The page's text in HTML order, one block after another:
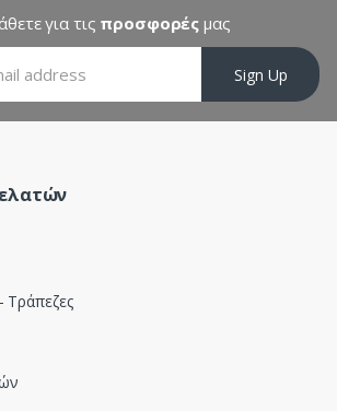
για τις προσφορές μας
Sign Up